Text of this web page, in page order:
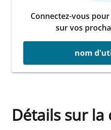
Connectez-vous
sur vos
nom
Détails sur